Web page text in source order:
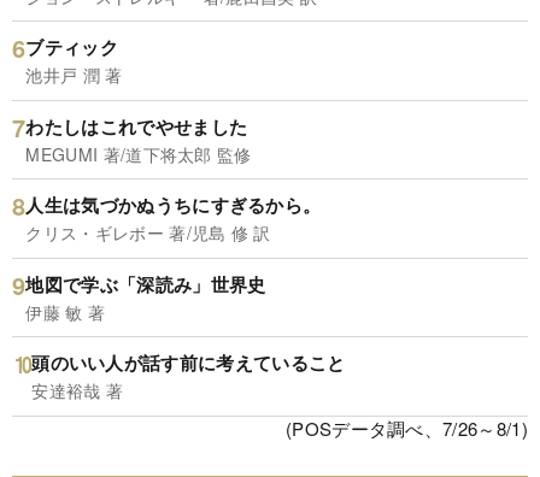
ブティック
池井戸 潤 著
わたしはこれでやせました
MEGUMI 著/道下将太郎 監修
人生は気づかぬうちにすぎるから。
クリス・ギレボー 著/児島 修 訳
地図で学ぶ「深読み」世界史
伊藤 敏 著
頭のいい人が話す前に考えていること
安達裕哉 著
(POSデータ調べ、7/26～8/1)